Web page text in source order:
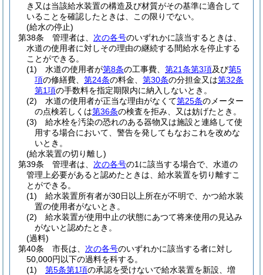
き又は当該給水装置の構造及び材質がその基準に適合して
いることを確認したときは、この限りでない。
(給水の停止)
第38条
管理者は、 次の各号のいずれかに該当するときは、
水道の使用者に対しその理由の継続する間給水を停止する
ことができる。
(1)
水道の使用者が第8条の工事費、 第21条第3項及び第5
項の修繕費、 第24条の料金、 第30条の分担金又は第32条
第1項の手数料を指定期限内に納入しないとき。
(2)
水道の使用者が正当な理由がなくて第25条のメーター
の点検若しくは第36条の検査を拒み、又は妨げたとき。
(3)
給水栓を汚染の恐れのある器物又は施設と連絡して使
用する場合において、警告を発してもなおこれを改めな
いとき。
(給水装置の切り離し)
第39条
管理者は、 次の各号の1に該当する場合で、水道の
管理上必要があると認めたときは、給水装置を切り離すこ
とができる。
(1)
給水装置所有者が30日以上所在が不明で、かつ給水装
置の使用者がないとき。
(2)
給水装置が使用中止の状態にあつて将来使用の見込み
がないと認めたとき。
(過料)
第40条
市長は、 次の各号のいずれかに該当する者に対し
50,000円以下の過料を科する。
(1)
第5条第1項の承認を受けないで給水装置を新設、増